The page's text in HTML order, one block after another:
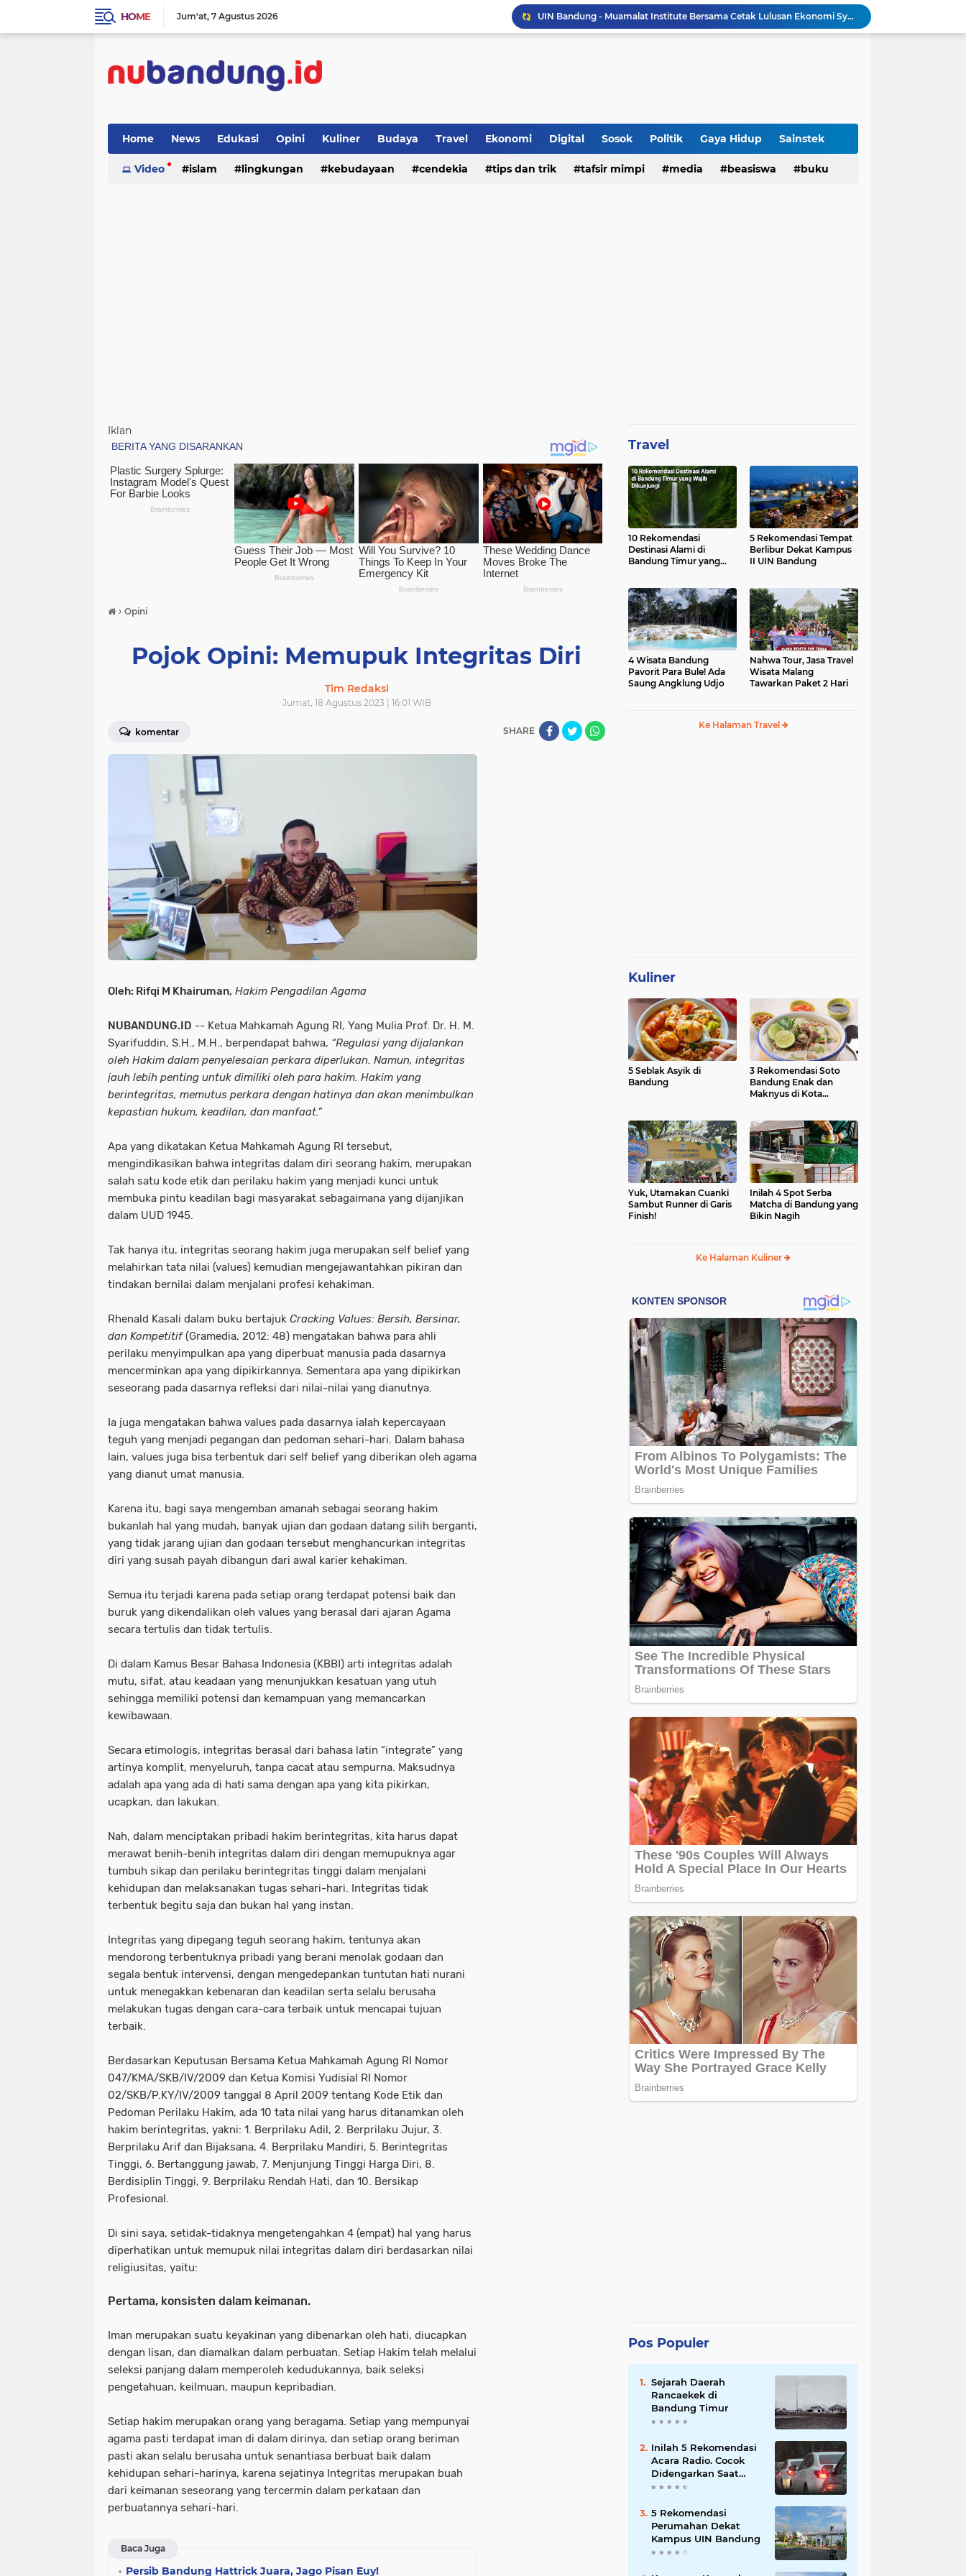
HOME Jum'at 7 Agustus 2026
UIN Bandung - Muamalat Institute Bersama Cetak Lulusan Ekonomi Syariah yang Kompeten dan Berkah
3 Narasumber Seminar PAI UIN Jakarta Soroti Polemik Anggaran Pendidikan untuk MBG
Jalan Redup Agama: Catatan untuk Munas-Kobes NU
Home News Edukasi Opini Kuliner Budaya Travel Ekonomi Digital Sosok Politik Gaya Hidup Sainstek
Video islam lingkungan kebudayaan cendekia tips dan trik tafsir mimpi media beasiswa buku
Iklan
› Opini
Pojok Opini: Memupuk Integritas Diri
Tim Redaksi
Jumat, 18 Agustus 2023 | 16:01 WIB
komentar SHARE
Oleh: Rifqi M Khairuman, Hakim Pengadilan Agama
NUBANDUNG.ID -- Ketua Mahkamah Agung RI, Yang Mulia Prof. Dr. H. M.
Syarifuddin, S.H., M.H., berpendapat bahwa, “Regulasi yang dijalankan
oleh Hakim dalam penyelesaian perkara diperlukan. Namun, integritas
jauh lebih penting untuk dimiliki oleh para hakim. Hakim yang
berintegritas, memutus perkara dengan hatinya dan akan menimbulkan
kepastian hukum, keadilan, dan manfaat.”
Apa yang dikatakan Ketua Mahkamah Agung RI tersebut,
mengindikasikan bahwa integritas dalam diri seorang hakim, merupakan
salah satu kode etik dan perilaku hakim yang menjadi kunci untuk
membuka pintu keadilan bagi masyarakat sebagaimana yang dijanjikan
dalam UUD 1945.
Tak hanya itu, integritas seorang hakim juga merupakan self belief yang
melahirkan tata nilai (values) kemudian mengejawantahkan pikiran dan
tindakan bernilai dalam menjalani profesi kehakiman.
Rhenald Kasali dalam buku bertajuk Cracking Values: Bersih, Bersinar,
dan Kompetitif(Gramedia, 2012: 48) mengatakan bahwa para ahli
perilaku menyimpulkan apa yang diperbuat manusia pada dasarnya
mencerminkan apa yang dipikirkannya. Sementara apa yang dipikirkan
seseorang pada dasarnya refleksi dari nilai-nilai yang dianutnya.
Ia juga mengatakan bahwa values pada dasarnya ialah kepercayaan
teguh yang menjadi pegangan dan pedoman sehari-hari. Dalam bahasa
lain, values juga bisa terbentuk dari self belief yang diberikan oleh agama
yang dianut umat manusia.
Karena itu, bagi saya mengemban amanah sebagai seorang hakim
bukanlah hal yang mudah, banyak ujian dan godaan datang silih berganti,
yang tidak jarang ujian dan godaan tersebut menghancurkan integritas
diri yang susah payah dibangun dari awal karier kehakiman.
Semua itu terjadi karena pada setiap orang terdapat potensi baik dan
buruk yang dikendalikan oleh values yang berasal dari ajaran Agama
secara tertulis dan tidak tertulis.
Di dalam Kamus Besar Bahasa Indonesia (KBBI) arti integritas adalah
mutu, sifat, atau keadaan yang menunjukkan kesatuan yang utuh
sehingga memiliki potensi dan kemampuan yang memancarkan
kewibawaan.
Secara etimologis, integritas berasal dari bahasa latin “integrate” yang
artinya komplit, menyeluruh, tanpa cacat atau sempurna. Maksudnya
adalah apa yang ada di hati sama dengan apa yang kita pikirkan,
ucapkan, dan lakukan.
Nah, dalam menciptakan pribadi hakim berintegritas, kita harus dapat
merawat benih-benih integritas dalam diri dengan memupuknya agar
tumbuh sikap dan perilaku berintegritas tinggi dalam menjalani
kehidupan dan melaksanakan tugas sehari-hari. Integritas tidak
terbentuk begitu saja dan bukan hal yang instan.
Integritas yang dipegang teguh seorang hakim, tentunya akan
mendorong terbentuknya pribadi yang berani menolak godaan dan
segala bentuk intervensi, dengan mengedepankan tuntutan hati nurani
untuk menegakkan kebenaran dan keadilan serta selalu berusaha
melakukan tugas dengan cara-cara terbaik untuk mencapai tujuan
terbaik.
Berdasarkan Keputusan Bersama Ketua Mahkamah Agung RI Nomor
047/KMA/SKB/IV/2009 dan Ketua Komisi Yudisial RI Nomor
02/SKB/P.KY/IV/2009 tanggal 8 April 2009 tentang Kode Etik dan
Pedoman Perilaku Hakim, ada 10 tata nilai yang harus ditanamkan oleh
hakim berintegritas, yakni: 1. Berprilaku Adil, 2. Berprilaku Jujur, 3.
Berprilaku Arif dan Bijaksana, 4. Berprilaku Mandiri, 5. Berintegritas
Tinggi, 6. Bertanggung jawab, 7. Menjunjung Tinggi Harga Diri, 8.
Berdisiplin Tinggi, 9. Berprilaku Rendah Hati, dan 10. Bersikap
Profesional.
Di sini saya, setidak-tidaknya mengetengahkan 4 (empat) hal yang harus
diperhatikan untuk memupuk nilai integritas dalam diri berdasarkan nilai
religiusitas, yaitu:
Pertama, konsisten dalam keimanan.
Iman merupakan suatu keyakinan yang dibenarkan oleh hati, diucapkan
dengan lisan, dan diamalkan dalam perbuatan. Setiap Hakim telah melalui
seleksi panjang dalam memperoleh kedudukannya, baik seleksi
pengetahuan, keilmuan, maupun kepribadian.
Setiap hakim merupakan orang yang beragama. Setiap yang mempunyai
agama pasti terdapat iman di dalam dirinya, dan setiap orang beriman
pasti akan selalu berusaha untuk senantiasa berbuat baik dalam
kehidupan sehari-harinya, karena sejatinya Integritas merupakan buah
dari keimanan seseorang yang tercermin dalam perkataan dan
perbuatannya sehari-hari.
Baca Juga
Persib Bandung Hattrick Juara, Jago Pisan Euy!
Travel
10 Rekomendasi
Destinasi Alami di
Bandung Timur yang
5 Rekomendasi Tempat
Berlibur Dekat Kampus
II UIN Bandung
4 Wisata Bandung
Pavorit Para Bule! Ada
Saung Angklung Udjo
Nahwa Tour, Jasa Travel
Wisata Malang
Tawarkan Paket 2 Hari
Ke Halaman Travel
Kuliner
5 Seblak Asyik di
Bandung
3 Rekomendasi Soto
Bandung Enak dan
Maknyus di Kota
Yuk, Utamakan Cuanki
Sambut Runner di Garis
Finish!
Inilah 4 Spot Serba
Matcha di Bandung yang
Bikin Nagih
Ke Halaman Kuliner
Pos Populer
Sejarah Daerah
Rancaekek di
Bandung Timur
Inilah 5 Rekomendasi
Acara Radio. Cocok
Didengarkan Saat
Macet
5 Rekomendasi
Perumahan Dekat
Kampus UIN Bandung